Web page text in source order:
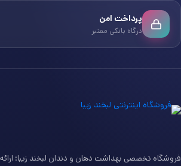
پرداخت امن
درگاه بانکی معتبر
فروشگاه تخصصی بهداشت دهان و دندان لبخند زیبا؛